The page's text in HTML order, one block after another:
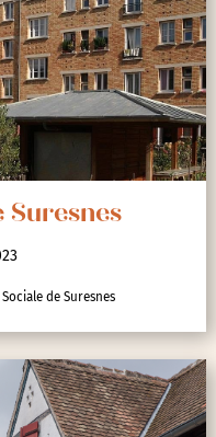
de Suresnes